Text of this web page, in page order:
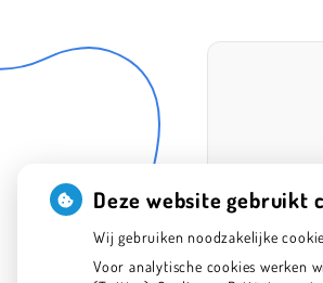
Deze website gebruikt
Wij gebruiken noodzakelijke
Voor analytische cookies werken